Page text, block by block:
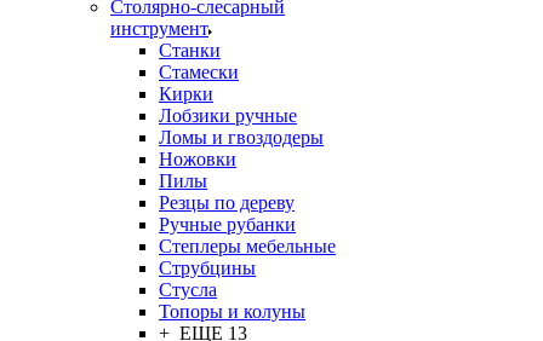
Столярно-слесарный
инструмент
Станки
Стамески
Кирки
Лобзики ручные
Ломы и гвоздодеры
Ножовки
Пилы
Резцы по дереву
Ручные рубанки
Степлеры мебельные
Струбцины
Стусла
Топоры и колуны
+ ЕЩЕ 13